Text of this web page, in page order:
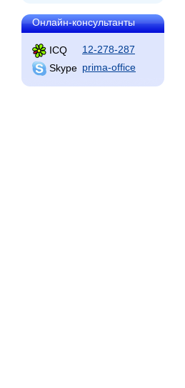
Онлайн-консультанты
ICQ
12-278-287
Skype prima-office